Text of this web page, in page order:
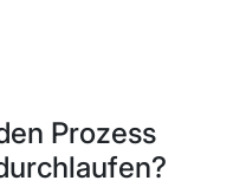
Prozess